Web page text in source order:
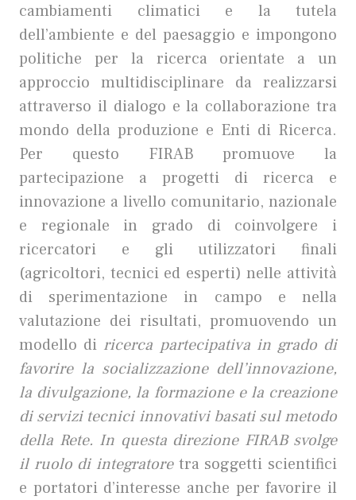
cambiamenti climatici e la tutela
dell’ambiente e del paesaggio e impongono
politiche per la ricerca orientate a un
approccio multidisciplinare da realizzarsi
attraverso il dialogo e la collaborazione tra
mondo della produzione e Enti di Ricerca.
Per questo FIRAB promuove la
partecipazione a progetti di ricerca e
innovazione a livello comunitario, nazionale
e regionale in grado di coinvolgere i
ricercatori e gli utilizzatori finali
(agricoltori, tecnici ed esperti) nelle attività
di sperimentazione in campo e nella
valutazione dei risultati, promuovendo un
modello di ricerca partecipativa in grado di
favorire la socializzazione dell’innovazione,
la divulgazione, la formazione e la creazione
di servizi tecnici innovativi basati sul metodo
della Rete. In questa direzione FIRAB svolge
il ruolo di integratoretra soggetti scientifici
e portatori d’interesse anche per favorire il